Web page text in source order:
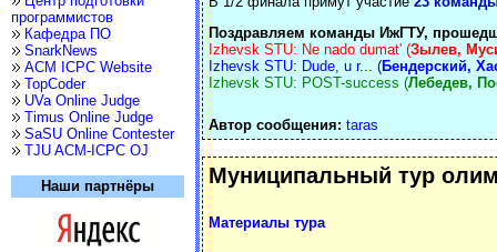
программистов
Кафедра ПО
SnarkNews
ACM ICPC Website
TopCoder
UVa Online Judge
Timus Online Judge
SaSU Online Contester
TJU ACM-ICPC OJ
Наши партнёры
Поздравляем команды ИжГТУ,
Izhevsk STU: Ne nado dumat' (Зылев,
Izhevsk STU: Dude, u r... (Бендерский,
Izhevsk STU: POST-success (Лебедев,
Автор сообщения: taras
Муниципальный тур
Материалы тура